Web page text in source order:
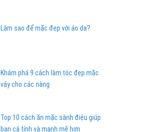
Làm sao để mặc đẹp với áo da?
Khám phá 9 cách làm tóc đẹp mặc
váy cho các nàng
Top 10 cách ăn mặc sành điệu giúp
bạn cá tính và mạnh mẽ hơn